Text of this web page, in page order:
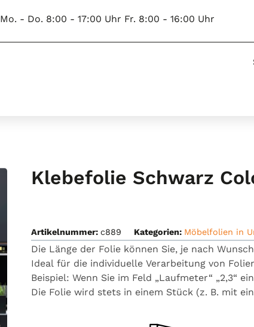
Mo. - Do. 8:00 - 17:00 Uhr Fr. 8:00 - 16:00 Uhr
Klebefolie Schwarz
Artikelnummer: c889 Kategorien: Möbelfolien in
Die Länge der Folie können Sie, je nach
Ideal für die individuelle Verarbeitung von
Beispiel: Wenn Sie im Feld „Laufmeter“ „2,3“
Die Folie wird stets in einem Stück (z. B. mit